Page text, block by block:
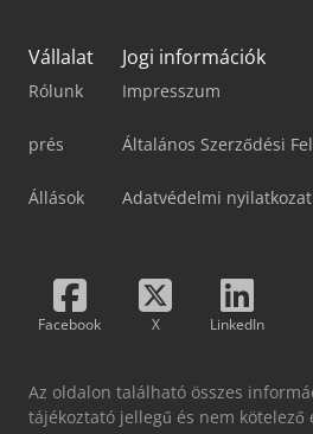
Vállalat
Rólunk
prés
Állások
Jogi információk
Impresszum
Általános Szerződési
Adatvédelmi nyilatkozat
Facebook X LinkedIn
Az oldalon található összes
tájékoztató jellegű és nem kötelező